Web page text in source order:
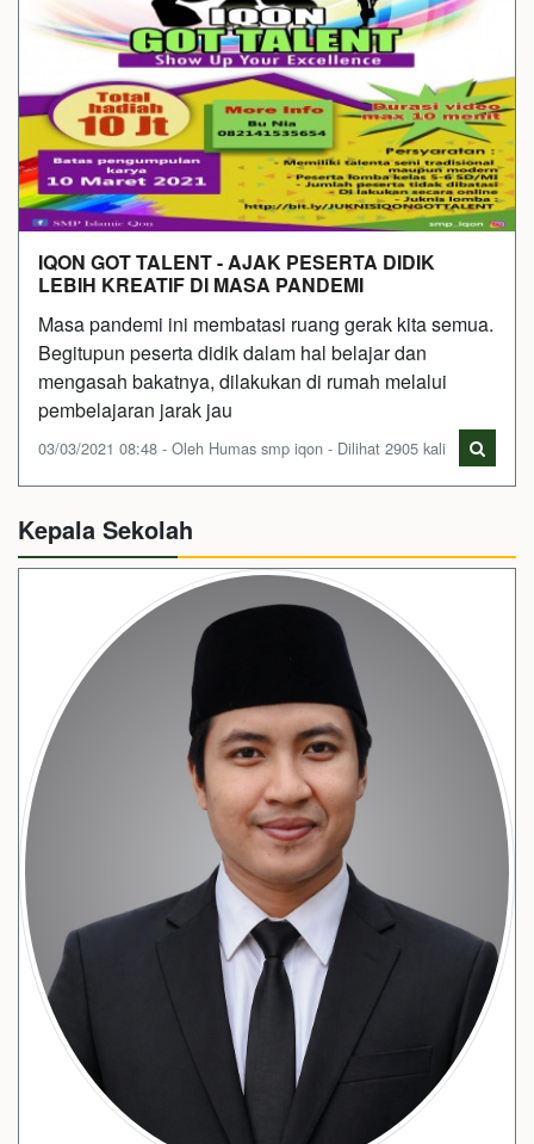
IQON GOT TALENT - AJAK PESERTA DIDIK
LEBIH KREATIF DI MASA PANDEMI
Masa pandemi ini membatasi ruang gerak kita semua.
Begitupun peserta didik dalam hal belajar dan
mengasah bakatnya, dilakukan di rumah melalui
pembelajaran jarak jau
03/03/2021 08:48 - Oleh Humas smp iqon - Dilihat 2905 kali
Kepala Sekolah